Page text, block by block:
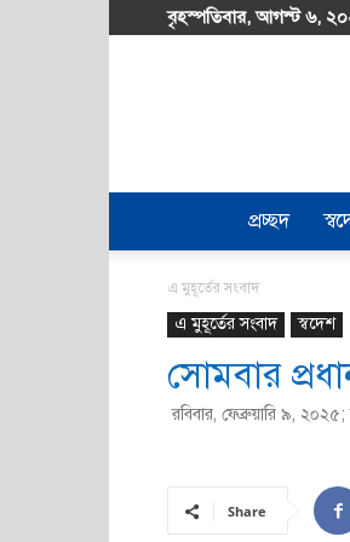
বৃহস্পতিবার, আগস্ট ৬,
প্রচ্ছদ
এ মুহূর্তের সংবাদ
এ মুহূর্তের সংবাদ স্বদেশ
সোমবার
রবিবার, ফেব্রুয়ারি ৯,
Share